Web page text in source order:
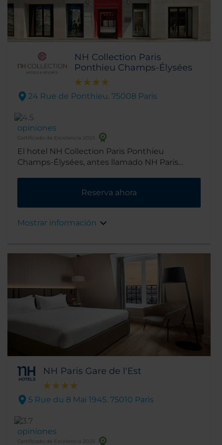
NH Collection Paris
Ponthieu Champs-Élysées
24 Rue de Ponthieu. 75008 Paris
opiniones
Certificado de Excelencia 2025
El hotel NH Collection Paris Ponthieu
Champs-Élysées, antes llamado NH Paris
muchos de los destinos de compras y lugares
de interés cultural imprescindibles de París.
descubrirás que tienes a poca distancia a pie
Petit Palais, la Plaza de la Concordia y el
Palacio del Elíseo, residencia oficial del
presidente de la República Francesa.
Reserva ahora
Mostrar información
NH Paris Gare de l'Est
5 Rue du 8 Mai 1945. 75010 Paris
opiniones
Certificado de Excelencia 2025